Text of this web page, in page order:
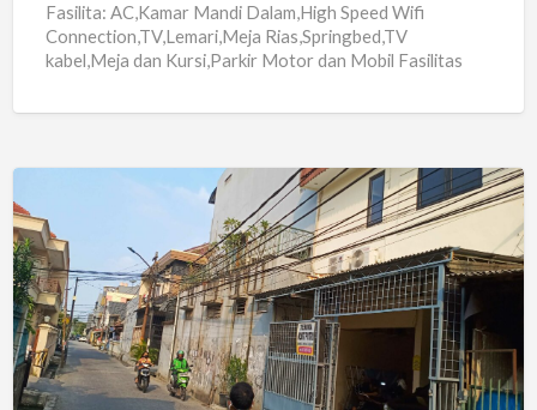
Fasilita: AC,Kamar Mandi Dalam,High Speed Wifi
Connection,TV,Lemari,Meja Rias,Springbed,TV
kabel,Meja dan Kursi,Parkir Motor dan Mobil Fasilitas
Kiloan,Cuci Gosok,Wifi,Cctv/24Hour securiry,Living
Kost
Putri
1
Jelambar